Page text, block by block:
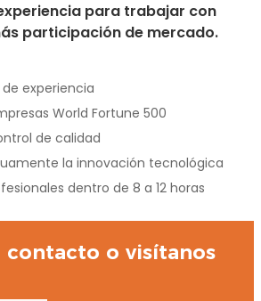
para trabajar con
participación de mercado.
experiencia
World Fortune 500
de calidad
la innovación tecnológica
dentro de 8 a 12 horas
contacto o visítanos